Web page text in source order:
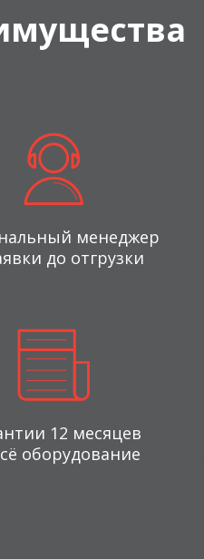
менеджер
до отгрузки
12 месяцев
оборудование